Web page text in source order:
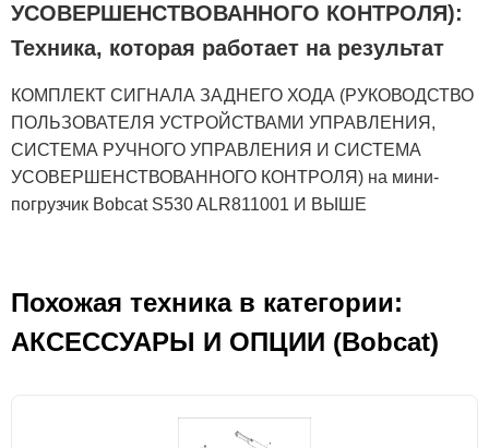
УСОВЕРШЕНСТВОВАННОГО КОНТРОЛЯ):
Техника, которая работает на результат
КОМПЛЕКТ СИГНАЛА ЗАДНЕГО ХОДА (РУКОВОДСТВО
ПОЛЬЗОВАТЕЛЯ УСТРОЙСТВАМИ УПРАВЛЕНИЯ,
СИСТЕМА РУЧНОГО УПРАВЛЕНИЯ И СИСТЕМА
УСОВЕРШЕНСТВОВАННОГО КОНТРОЛЯ) на мини-
погрузчик Bobcat S530 ALR811001 И ВЫШЕ
Похожая техника в категории:
АКСЕСCУАРЫ И ОПЦИИ (Bobcat)